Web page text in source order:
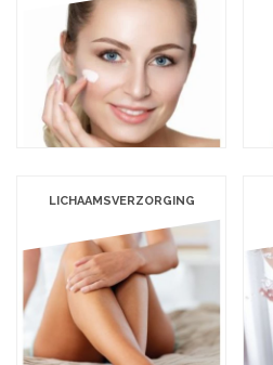
LICHAAMSVERZORGING